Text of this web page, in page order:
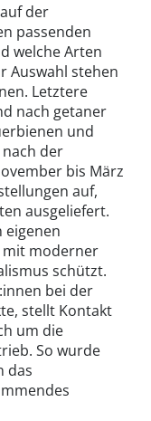
auf der
passenden
welche Arten
Auswahl stehen
Letztere
nach getaner
und
der
bis März
auf,
ausgeliefert.
eigenen
mit moderner
schützt.
bei der
stellt Kontakt
um die
So wurde
das